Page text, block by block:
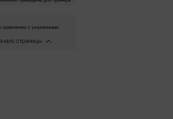
сравнению с указанными.
страницы